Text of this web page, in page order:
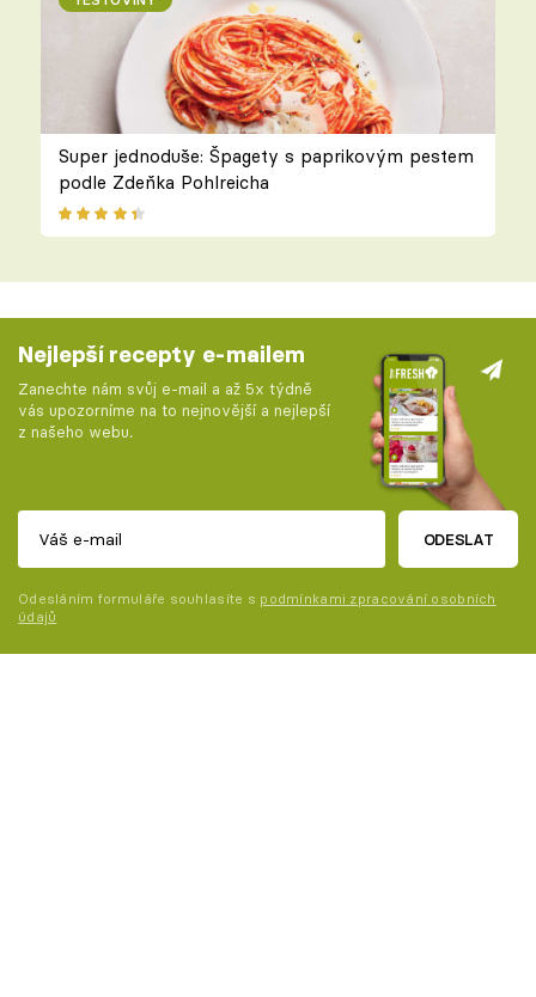
Super jednoduše: Špagety s paprikovým pestem
podle Zdeňka Pohlreicha
Nejlepší recepty e-mailem
Zanechte nám svůj e-mail a až 5x týdně
vás upozorníme na to nejnovější a nejlepší
z našeho webu.
ODESLAT
Odesláním formuláře souhlasíte s podmínkami zpracování osobních
údajů